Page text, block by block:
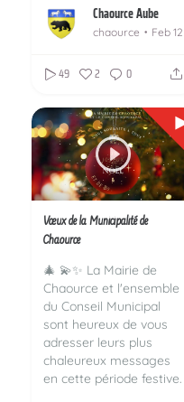
Chaource Aube
chaource Feb 12
49 2 0
Vœux de la Municipalité de
Chaource
🎄 💫✨ La Mairie de
Chaource et l'ensemble
du Conseil Municipal
sont heureux de vous
adresser leurs plus
chaleureux messages
en cette période festive.